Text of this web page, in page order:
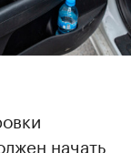
начать